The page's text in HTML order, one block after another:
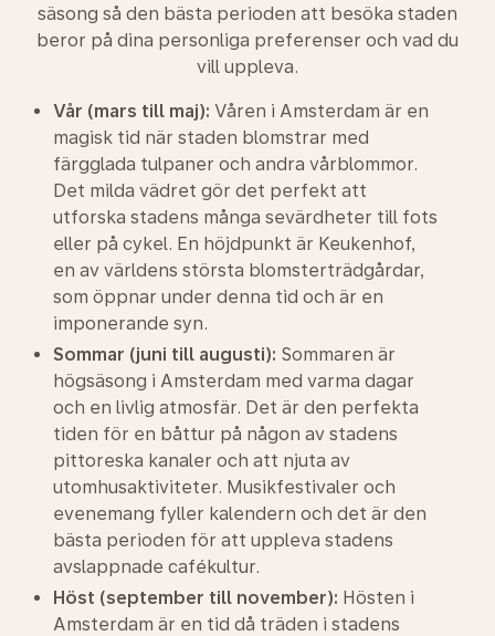
säsong så den bästa perioden att besöka staden
beror på dina personliga preferenser och vad du
vill uppleva.
Vår (mars till maj): Våren i Amsterdam är en
magisk tid när staden blomstrar med
färgglada tulpaner och andra vårblommor.
Det milda vädret gör det perfekt att
utforska stadens många sevärdheter till fots
eller på cykel. En höjdpunkt är Keukenhof,
en av världens största blomsterträdgårdar,
som öppnar under denna tid och är en
imponerande syn.
Sommar (juni till augusti): Sommaren är
högsäsong i Amsterdam med varma dagar
och en livlig atmosfär. Det är den perfekta
tiden för en båttur på någon av stadens
pittoreska kanaler och att njuta av
utomhusaktiviteter. Musikfestivaler och
evenemang fyller kalendern och det är den
bästa perioden för att uppleva stadens
avslappnade cafékultur.
Höst (september till november): Hösten i
Amsterdam är en tid då träden i stadens